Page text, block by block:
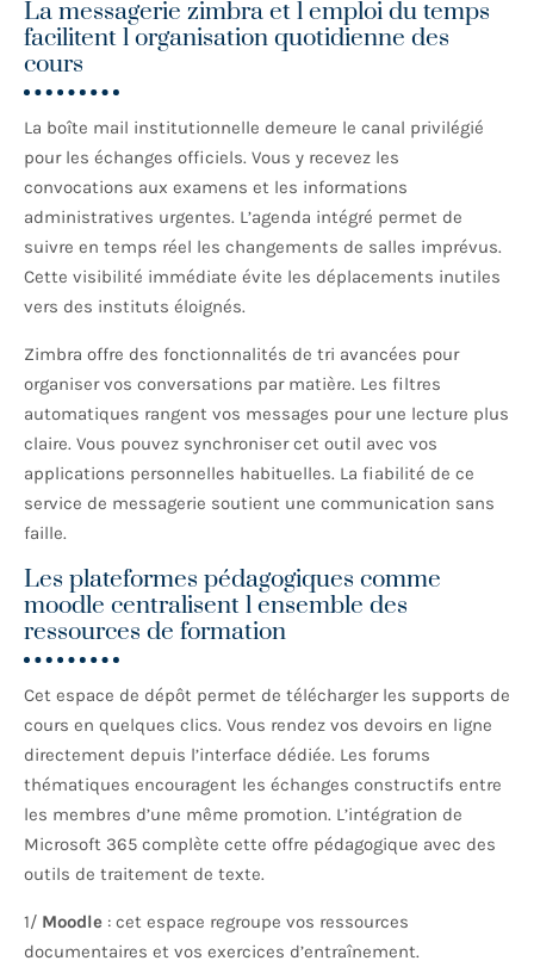
La messagerie zimbra et l emploi du temps
facilitent l organisation quotidienne des
cours
La boîte mail institutionnelle demeure le canal privilégié
pour les échanges officiels. Vous y recevez les
convocations aux examens et les informations
administratives urgentes. L’agenda intégré permet de
suivre en temps réel les changements de salles imprévus.
Cette visibilité immédiate évite les déplacements inutiles
vers des instituts éloignés.
Zimbra offre des fonctionnalités de tri avancées pour
organiser vos conversations par matière. Les filtres
automatiques rangent vos messages pour une lecture plus
claire. Vous pouvez synchroniser cet outil avec vos
applications personnelles habituelles. La fiabilité de ce
service de messagerie soutient une communication sans
faille.
Les plateformes pédagogiques comme
moodle centralisent l ensemble des
ressources de formation
Cet espace de dépôt permet de télécharger les supports de
cours en quelques clics. Vous rendez vos devoirs en ligne
directement depuis l’interface dédiée. Les forums
thématiques encouragent les échanges constructifs entre
les membres d’une même promotion. L’intégration de
Microsoft 365 complète cette offre pédagogique avec des
outils de traitement de texte.
1/ Moodle : cet espace regroupe vos ressources
documentaires et vos exercices d’entraînement.